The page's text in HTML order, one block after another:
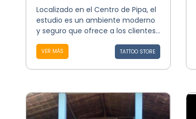
Localizado en el Centro de Pipa, el
estudio es un ambiente moderno
y seguro que ofrece a los clientes...
VER MÁS TATTOO STORE